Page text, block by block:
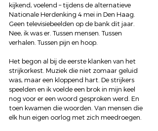
kijkend, voelend – tijdens de alternatieve
Nationale Herdenking 4 mei in Den Haag.
Geen televisiebeelden op de bank dit jaar.
Nee, ik was er. Tussen mensen. Tussen
verhalen. Tussen pijn en hoop.
Het begon al bij de eerste klanken van het
strijkorkest. Muziek die niet zomaar geluid
was, maar een kloppend hart. De strijkers
speelden en ik voelde een brok in mijn keel
nog voor er een woord gesproken werd. En
toen kwamen die woorden. Van mensen die
elk hun eigen oorlog met zich meedroegen.